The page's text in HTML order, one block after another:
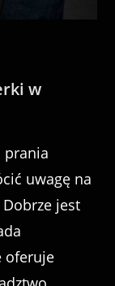
w
prania
uwagę na
jest
oferuje